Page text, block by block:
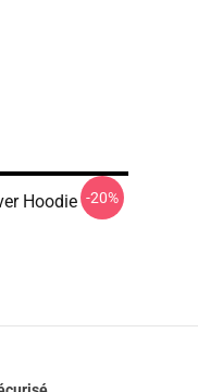
Hoodie -20%